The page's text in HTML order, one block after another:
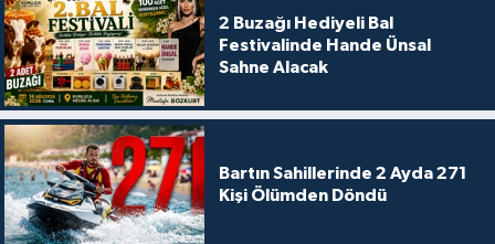
2 Buzağı Hediyeli Bal
Festivalinde Hande Ünsal
Sahne Alacak
Bartın Sahillerinde 2 Ayda 271
Kişi Ölümden Döndü